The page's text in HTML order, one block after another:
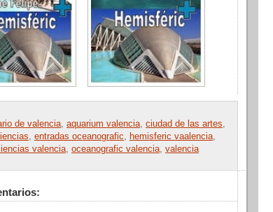
de valencia, aquarium valencia, ciudad de las artes,
, entradas oceanografic, hemisferic vaalencia,
valencia, oceanografic valencia, valencia